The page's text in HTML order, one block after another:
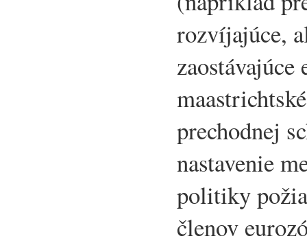
rozvíjajúce,
prechodnej
nastavenie
politiky
členov